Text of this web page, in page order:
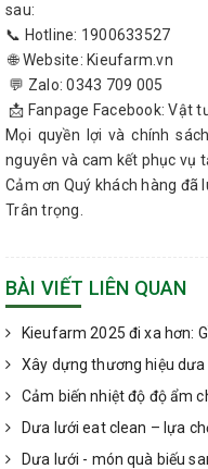
sau:
📞 Hotline: 1900633527
🌐 Website: Kieufarm.vn
💬 Zalo: 0343 709 005
📩 Fanpage Facebook: Vật
Mọi quyền lợi và chính
nguyên và cam kết phục vụ
Cảm ơn Quý khách hàng đã
Trân trọng.
BÀI VIẾT LIÊN QUAN
Kieufarm 2025 đi xa hơn:
Xây dựng thương hiệu
Cảm biến nhiệt độ độ ẩm
Dưa lưới eat clean – lựa
Dưa lưới - món quà biếu